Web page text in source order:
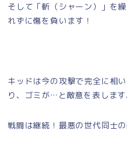
そして「斬（シャーン）」を
れずに傷を負います！
キッドは今の攻撃で完全に相
り、ゴミが…と敵意を表します
戦闘は継続！最悪の世代同士